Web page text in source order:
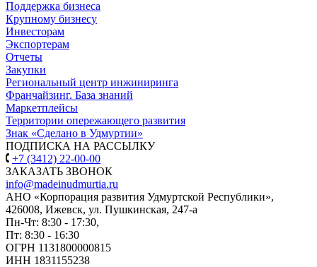
Поддержка бизнеса
Крупному бизнесу
Инвесторам
Экспортерам
Отчеты
Закупки
Региональный центр инжиниринга
Франчайзинг. База знаний
Маркетплейсы
Территории опережающего развития
Знак «Сделано в Удмуртии»
ПОДПИСКА НА РАССЫЛКУ
+7 (3412) 22-00-00
ЗАКАЗАТЬ ЗВОНОК
info@madeinudmurtia.ru
АНО «Корпорация развития Удмуртской Республики»,
426008, Ижевск, ул. Пушкинская, 247-а
Пн-Чт: 8:30 - 17:30,
Пт: 8:30 - 16:30
ОГРН 1131800000815
ИНН 1831155238